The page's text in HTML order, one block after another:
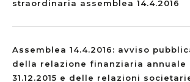
straordinaria assemblea 14.4.2016
Assemblea 14.4.2016: avviso
della relazione finanziaria annuale
31.12.2015 e delle relazioni